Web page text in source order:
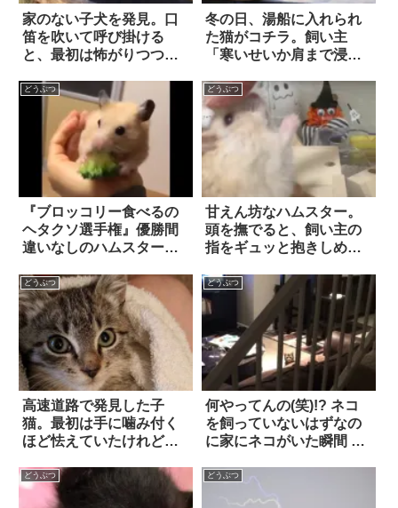
家のない子犬を発見。口
笛を吹いて呼び掛ける
と、最初は怖がりつつ
冬の日、湯船に入れられ
た猫がコチラ。飼い主
「寒いせいか肩まで浸か
どうぶつ
『ブロッコリー食べるの
ヘタクソ選手権』優勝間
違いなしのハムスターが
どうぶつ
甘えん坊なハムスター。
頭を撫でると、飼い主の
指をギュッと抱きしめ
た！？
どうぶつ
高速道路で発見した子
猫。最初は手に噛み付く
ほど怯えていたけれど、
どうぶつ
何やってんの(笑)!? ネコ
を飼っていないはずなの
に家にネコがいた瞬間 14
どうぶつ どうぶつ